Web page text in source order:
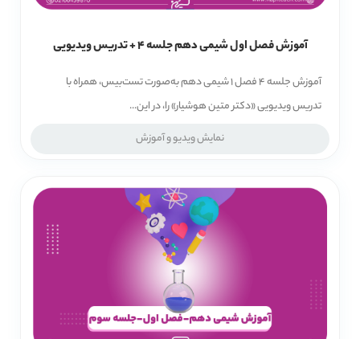
آموزش فصل اول شیمی دهم جلسه 4 + تدریس ویدیویی
آموزش جلسه 4 فصل 1 شیمی دهم به‌صورت تست‌بیس، همراه با
تدریس ویدیویی «دکتر متین هوشیار» را، در این...
نمایش ویدیو و آموزش